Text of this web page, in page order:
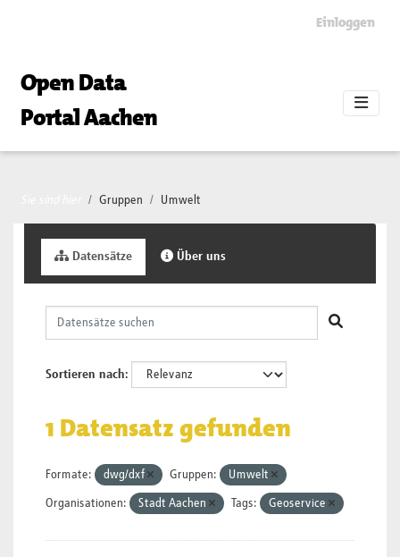
Einloggen
Open Data
Portal Aachen
Gruppen Umwelt
Datensätze Über uns
Sortieren nach
1 Datensatz gefunden
Formate: dwg/dxf Gruppen: Umwelt
Organisationen: Stadt Aachen Tags: Geoservice